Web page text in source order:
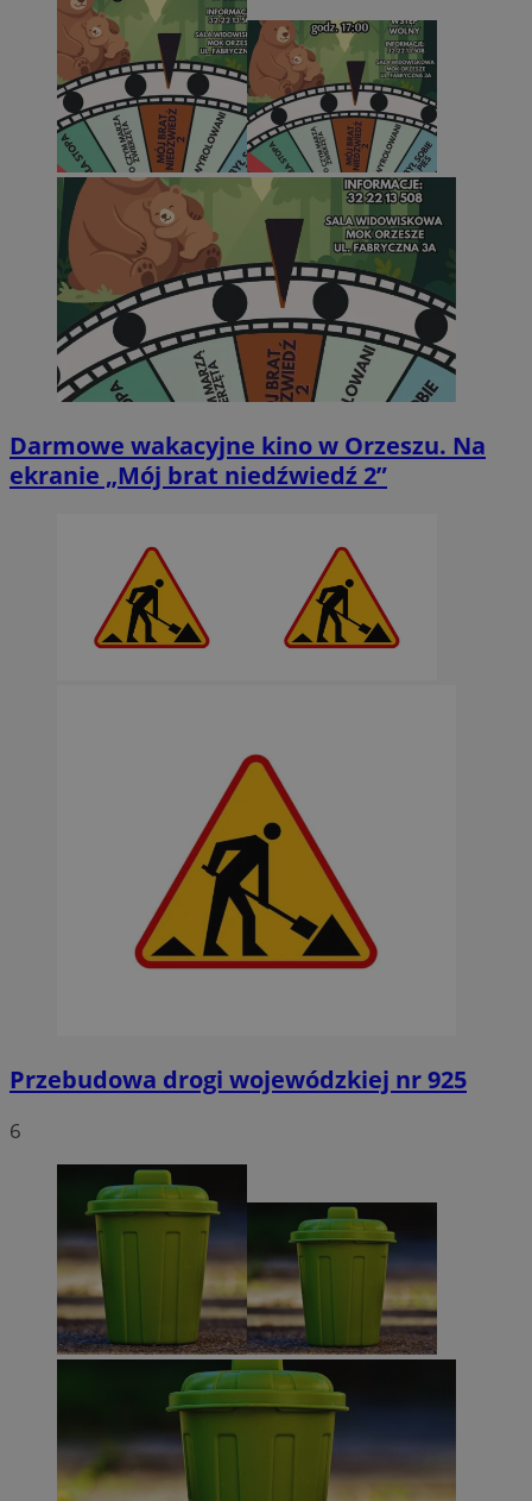
Darmowe wakacyjne kino w Orzeszu. Na
ekranie „Mój brat niedźwiedź 2”
Przebudowa drogi wojewódzkiej nr 925
6